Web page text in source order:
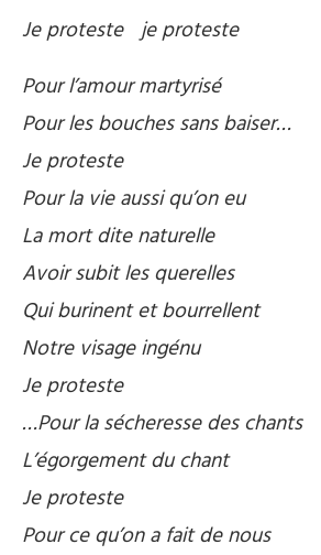
Je proteste je proteste
Pour l’amour martyrisé
Pour les bouches sans baiser…
Je proteste
Pour la vie aussi qu’on eu
La mort dite naturelle
Avoir subit les querelles
Qui burinent et bourrellent
Notre visage ingénu
Je proteste
…Pour la sécheresse des chants
L’égorgement du chant
Je proteste
Pour ce qu’on a fait de nous